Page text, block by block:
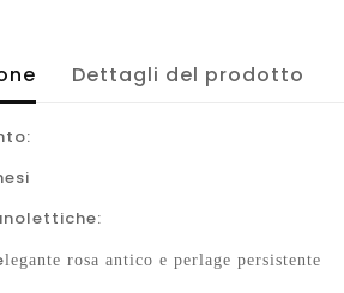
Dettagli del prodotto
legante rosa antico e perlage persistente